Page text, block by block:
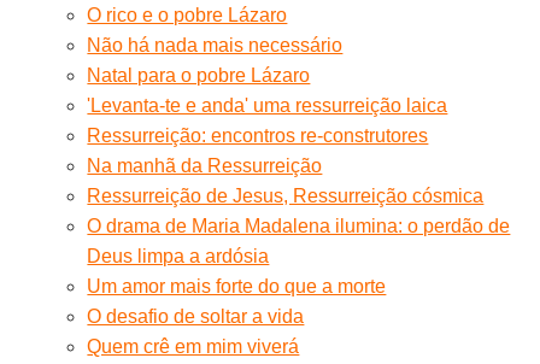
O rico e o pobre Lázaro
Não há nada mais necessário
Natal para o pobre Lázaro
'Levanta-te e anda' uma ressurreição laica
Ressurreição: encontros re-construtores
Na manhã da Ressurreição
Ressurreição de Jesus, Ressurreição cósmica
O drama de Maria Madalena ilumina: o perdão de
Deus limpa a ardósia
Um amor mais forte do que a morte
O desafio de soltar a vida
Quem crê em mim viverá